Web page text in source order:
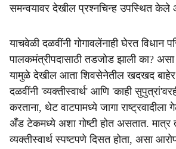
समन्वयावर देखील प्रश्नचिन्ह उपस्थित
याचवेळी दळवींनी गोगावलेंनाही घेरत विधान
पालकमंत्रीपदासाठी तडजोड झाली का?
यामुळे देखील आता शिवसेनेतील खदखद
दळवींनी 'व्यक्तीस्वार्थ' आणि 'काही
करताना, थेट वाटपामध्ये जागा राष्ट्रवादीला
अँड टेकमध्ये अशा गोष्टी होत असतात. मात्र
व्यक्तीस्वार्थ स्पष्टपणे दिसत होता, असा